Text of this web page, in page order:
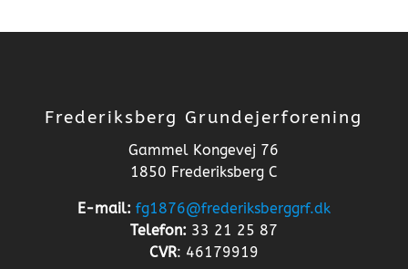
Frederiksberg Grundejerforening
Gammel Kongevej 76
1850 Frederiksberg C
E-mail: fg1876@frederiksberggrf.dk
Telefon: 33 21 25 87
CVR: 46179919